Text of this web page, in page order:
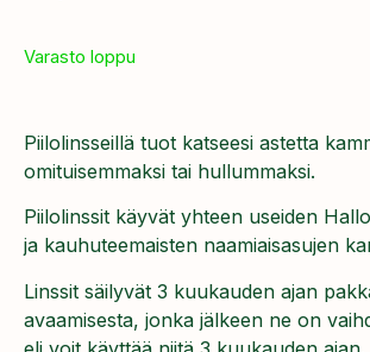
Varasto loppu
Piilolinsseillä tuot katseesi astetta
omituisemmaksi tai hullummaksi.
Piilolinssit käyvät yhteen useiden
ja kauhuteemaisten naamiaisasujen
Linssit säilyvät 3 kuukauden ajan
avaamisesta, jonka jälkeen ne on